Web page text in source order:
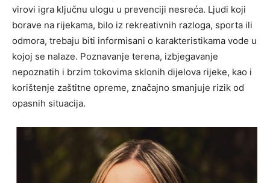
virovi igra ključnu ulogu u prevenciji nesreća. Ljudi koji
borave na rijekama, bilo iz rekreativnih razloga, sporta ili
odmora, trebaju biti informisani o karakteristikama vode u
kojoj se nalaze. Poznavanje terena, izbjegavanje
nepoznatih i brzim tokovima sklonih dijelova rijeke, kao i
korištenje zaštitne opreme, značajno smanjuje rizik od
opasnih situacija.